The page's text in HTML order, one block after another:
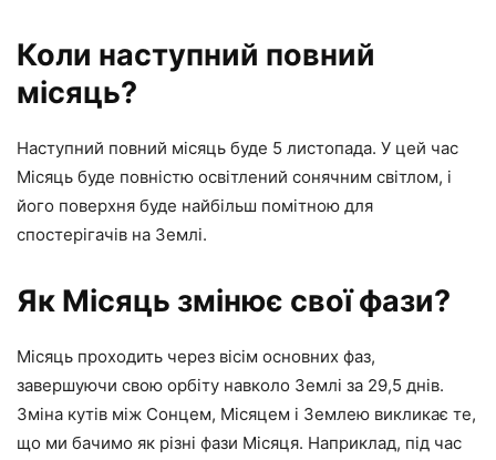
Коли наступний повний
місяць?
Наступний повний місяць буде 5 листопада. У цей час
Місяць буде повністю освітлений сонячним світлом, і
його поверхня буде найбільш помітною для
спостерігачів на Землі.
Як Місяць змінює свої фази?
Місяць проходить через вісім основних фаз,
завершуючи свою орбіту навколо Землі за 29,5 днів.
Зміна кутів між Сонцем, Місяцем і Землею викликає те,
що ми бачимо як різні фази Місяця. Наприклад, під час